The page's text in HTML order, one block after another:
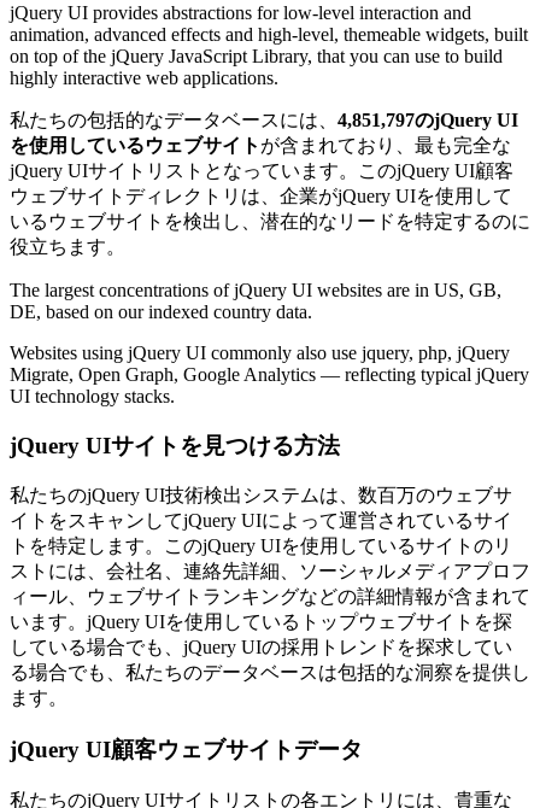
jQuery UI provides abstractions for low-level interaction and
animation, advanced effects and high-level, themeable widgets, built
on top of the jQuery JavaScript Library, that you can use to build
highly interactive web applications.
私たちの包括的なデータベースには、 4,851,797のjQuery UI
を使用しているウェブサイト が含まれており、最も完全な
jQuery UIサイトリストとなっています。このjQuery UI顧客
ウェブサイトディレクトリは、企業がjQuery UIを使用して
いるウェブサイトを検出し、潜在的なリードを特定するのに
役立ちます。
The largest concentrations of jQuery UI websites are in US, GB,
DE, based on our indexed country data.
Websites using jQuery UI commonly also use jquery, php, jQuery
Migrate, Open Graph, Google Analytics — reflecting typical jQuery
UI technology stacks.
jQuery UIサイトを見つける方法
私たちのjQuery UI技術検出システムは、数百万のウェブサ
イトをスキャンしてjQuery UIによって運営されているサイ
トを特定します。このjQuery UIを使用しているサイトのリ
ストには、会社名、連絡先詳細、ソーシャルメディアプロフ
ィール、ウェブサイトランキングなどの詳細情報が含まれて
います。jQuery UIを使用しているトップウェブサイトを探
している場合でも、jQuery UIの採用トレンドを探求してい
る場合でも、私たちのデータベースは包括的な洞察を提供し
ます。
jQuery UI顧客ウェブサイトデータ
私たちのjQuery UIサイトリストの各エントリには、貴重な